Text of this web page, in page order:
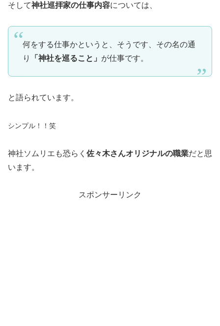
そして神社巡拝家の仕事内容については、
何をする仕事かというと、そうです、その名の通
り
「神社を巡ること」 が仕事です。
と語られています。
シンプル！！笑
神社ソムリエも恐らく 佐々木さんオリジナルの職業だと思
います。
スポンサーリンク